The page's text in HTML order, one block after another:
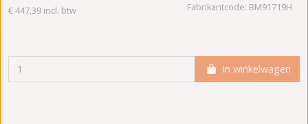
€ 447,39 incl. btw Fabrikantcode: BM91719H
In winkelwagen